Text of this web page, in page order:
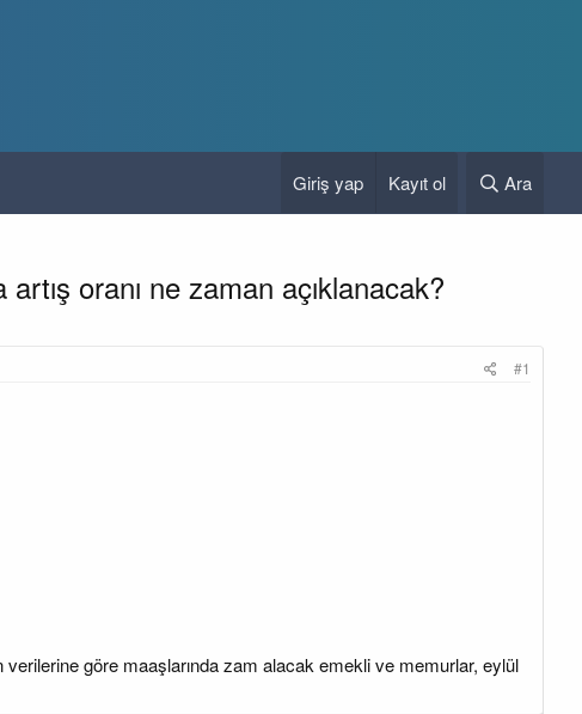
Giriş yap Kayıt ol Ara
oranı ne zaman açıklanacak?
#1
göre maaşlarında zam alacak emekli ve memurlar, eylül